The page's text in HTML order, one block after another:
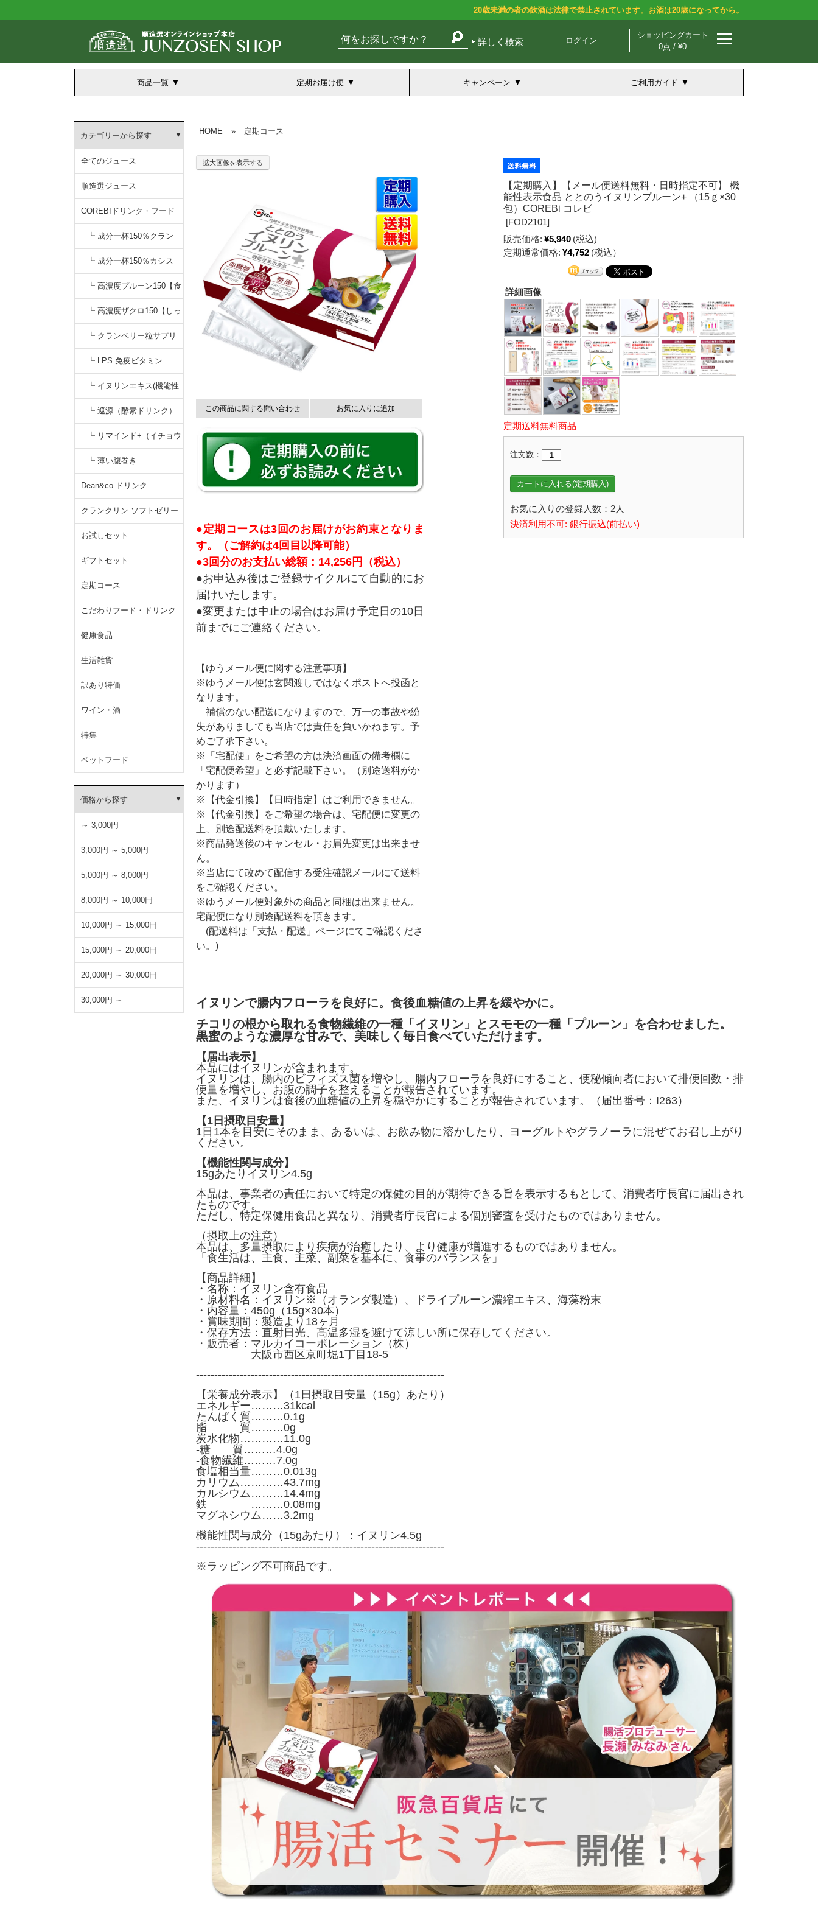
20歳未満の者の飲酒は法律で禁止されています。お酒は20歳になってから。
詳しく検索 ログイン
ショッピングカート
0点 / ¥0
商品一覧 定期お届け便 キャンペーン ご利用ガイド
カテゴリーから探す
全てのジュース
順造選ジュース
COREBIドリンク・フード
┗ 成分一杯150％クラン
無添加クランベリー150
【すっきりキナ酸】
┗ 成分一杯150％カシス
無添加カシスジュース【く
っきりアントシアニン】
┗ 高濃度プルーン150【食
物繊維&鉄分】プルーンジ
ュース
┗ 高濃度ザクロ150【しっ
かりエラグ酸】無添加
┗ クランベリー粒サプリ
┗ LPS 免疫ビタミン
┗ イヌリンエキス(機能性
食品)
┗ 巡源（酵素ドリンク）
┗ リマインド+（イチョウ
葉サプリ）
┗ 薄い腹巻き
Dean&co.ドリンク
クランクリン ソフトゼリー
お試しセット
ギフトセット
定期コース
こだわりフード・ドリンク
健康食品
生活雑貨
訳あり特価
ワイン・酒
特集
ペットフード
価格から探す
～ 3,000円
3,000円 ～ 5,000円
5,000円 ～ 8,000円
8,000円 ～ 10,000円
10,000円 ～ 15,000円
15,000円 ～ 20,000円
20,000円 ～ 30,000円
30,000円 ～
HOME » 定期コース
拡大画像を表示する
この商品に関する問い合わせ お気に入りに追加
●定期コースは3回のお届けがお約束となりま
す。（ご解約は4回目以降可能）
●3回分のお支払い総額：14,256円（税込）
●お申込み後はご登録サイクルにて自動的にお
届けいたします。
●変更または中止の場合はお届け予定日の10日
前までにご連絡ください。
【ゆうメール便に関する注意事項】
※ゆうメール便は玄関渡しではなくポストへ投函と
なります。
補償のない配送になりますので、万一の事故や紛
失がありましても当店では責任を負いかねます。予
めご了承下さい。
※「宅配便」をご希望の方は決済画面の備考欄に
「宅配便希望」と必ず記載下さい。（別途送料がか
かります）
※【代金引換】【日時指定】はご利用できません。
※【代金引換】をご希望の場合は、宅配便に変更の
上、別途配送料を頂戴いたします。
※商品発送後のキャンセル・お届先変更は出来ませ
ん。
※当店にて改めて配信する受注確認メールにて送料
をご確認ください。
※ゆうメール便対象外の商品と同梱は出来ません。
宅配便になり別途配送料を頂きます。
(配送料は「支払・配送」ページにてご確認くださ
い。)
【定期購入】【メール便送料無料・日時指定不可】 機
能性表示食品 ととのうイヌリンプルーン+ （15ｇ×30
包）COREBi コレビ
[FOD2101]
販売価格: ¥5,940 (税込)
定期通常価格: ¥4,752 (税込）
詳細画像
定期送料無料商品
注文数：
カートに入れる(定期購入)
お気に入りの登録人数：2人
決済利用不可: 銀行振込(前払い)
イヌリンで腸内フローラを良好に。食後血糖値の上昇を緩やかに。
チコリの根から取れる食物繊維の一種「イヌリン」とスモモの一種「プルーン」を合わせました。
黒蜜のような濃厚な甘みで、美味しく毎日食べていただけます。
【届出表示】
本品にはイヌリンが含まれます。
イヌリンは、腸内のビフィズス菌を増やし、腸内フローラを良好にすること、便秘傾向者において排便回数・排
便量を増やし、お腹の調子を整えることが報告されています。
また、イヌリンは食後の血糖値の上昇を穏やかにすることが報告されています。（届出番号：I263）
【1日摂取目安量】
1日1本を目安にそのまま、あるいは、お飲み物に溶かしたり、ヨーグルトやグラノーラに混ぜてお召し上がり
ください。
【機能性関与成分】
15gあたりイヌリン4.5g
本品は、事業者の責任において特定の保健の目的が期待できる旨を表示するもとして、消費者庁長官に届出され
たものです。
ただし、特定保健用食品と異なり、消費者庁長官による個別審査を受けたものではありません。
（摂取上の注意）
本品は、多量摂取により疾病が治癒したり、より健康が増進するものではありません。
「食生活は、主食、主菜、副菜を基本に、食事のバランスを」
【商品詳細】
・名称：イヌリン含有食品
・原材料名：イヌリン※（オランダ製造）、ドライプルーン濃縮エキス、海藻粉末
・内容量：450g（15g×30本）
・賞味期間：製造より18ヶ月
・保存方法：直射日光、高温多湿を避けて涼しい所に保存してください。
・販売者：マルカイコーポレーション（株）
大阪市西区京町堀1丁目18-5
--------------------------------------------------------------------
【栄養成分表示】（1日摂取目安量（15g）あたり）
エネルギー………31kcal
たんぱく質………0.1g
脂 質………0g
炭水化物…………11.0g
-糖 質………4.0g
-食物繊維………7.0g
食塩相当量………0.013g
カリウム…………43.7mg
カルシウム………14.4mg
鉄 ………0.08mg
マグネシウム……3.2mg
機能性関与成分（15gあたり）：イヌリン4.5g
--------------------------------------------------------------------
※ラッピング不可商品です。